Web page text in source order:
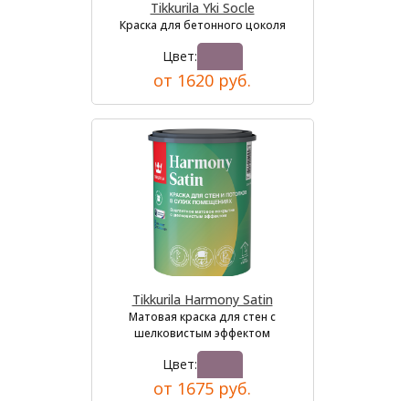
Tikkurila Yki Socle
Краска для бетонного цоколя
Цвет:
от 1620 руб.
Tikkurila Harmony Satin
Матовая краска для стен с
шелковистым эффектом
Цвет:
от 1675 руб.